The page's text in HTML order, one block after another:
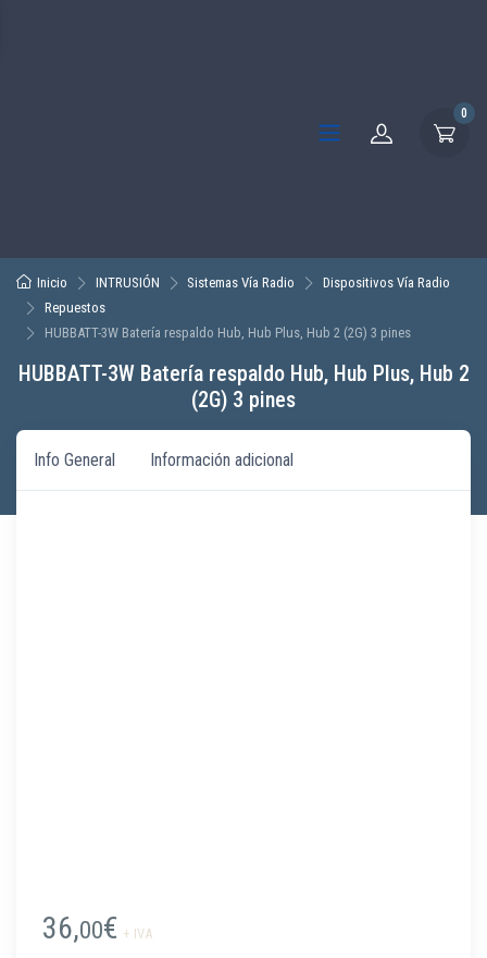
0
Inicio INTRUSIÓN Sistemas Vía Radio
Dispositivos Vía Radio
Repuestos
HUBBATT-3W Batería respaldo Hub, Hub Plus, Hub 2 (2G) 3 pines
HUBBATT-3W Batería respaldo Hub, Hub Plus, Hub 2
(2G) 3 pines
Info General Información adicional
36,00€ + IVA